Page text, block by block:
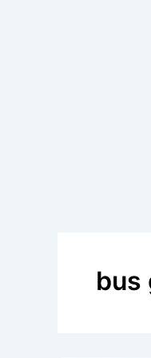
bus